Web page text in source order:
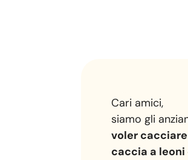
Cari amici,
siamo gli
voler
caccia a